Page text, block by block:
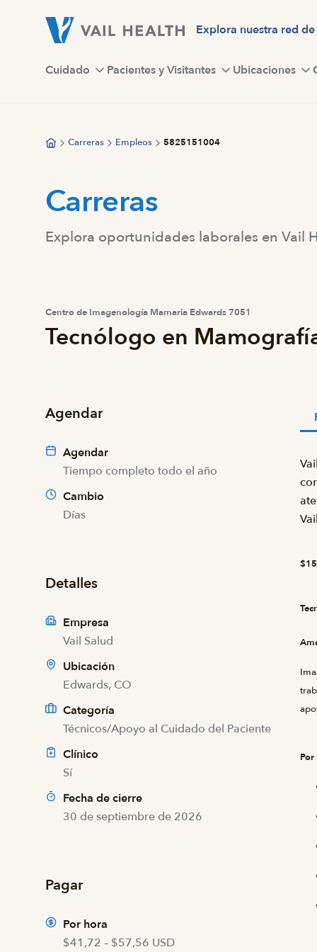
Explora nuestra red
Cuidado Pacientes y Visitantes Ubicaciones
Carreras Empleos 5825151004
Carreras
Explora oportunidades laborales en Vail
Centro de Imagenología Mamaria Edwards 7051
Tecnólogo en
Agendar
Agendar
Tiempo completo todo el año
Cambio
Días
Detalles
Empresa
Vail Salud
Ubicación
Edwards, CO
Categoría
Técnicos/Apoyo al Cuidado del Paciente
Clínico
Sí
Fecha de cierre
30 de septiembre de 2026
Pagar
Por hora
$41,72 – $57,56 USD
Por